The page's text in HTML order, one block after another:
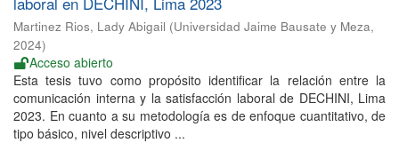
Martinez Rios, Lady Abigail (Universidad Jaime Bausate y Meza,
2024)
Acceso abierto
Esta tesis tuvo como propósito identificar la relación entre la
comunicación interna y la satisfacción laboral de DECHINI, Lima
2023. En cuanto a su metodología es de enfoque cuantitativo, de
tipo básico, nivel descriptivo ...